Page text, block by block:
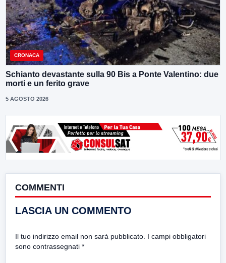
CRONACA
Schianto devastante sulla 90 Bis a Ponte Valentino: due
morti e un ferito grave
5 AGOSTO 2026
COMMENTI
LASCIA UN COMMENTO
Il tuo indirizzo email non sarà pubblicato. I campi obbligatori
sono contrassegnati *